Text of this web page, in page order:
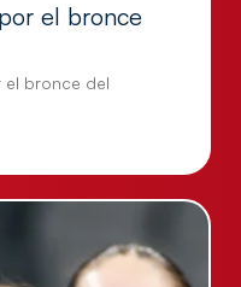
el bronce
el bronce del